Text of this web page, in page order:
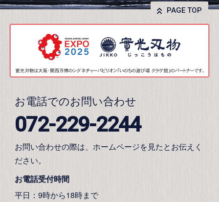
PAGE TOP
お電話でのお問い合わせ
072-229-2244
お問い合わせの際は、ホームページを見たとお伝えく
ださい。
お電話受付時間
平日：9時から18時まで